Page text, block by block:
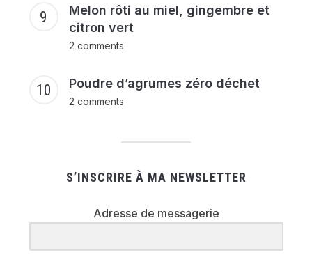
Melon rôti au miel, gingembre et
citron vert
2 comments
Poudre d’agrumes zéro déchet
2 comments
S’INSCRIRE À MA NEWSLETTER
Adresse de messagerie